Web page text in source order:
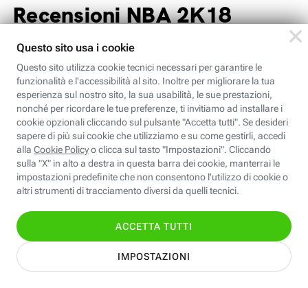
Recensioni NBA 2K18
Everyeye.it.
Si può migliorare quando si è già
i migliori? Per informazioni chiedere a Visual
Concepts. I ragazzi statunitensi da oramai un
paio di anni realizzano il miglior videogame a
tema sportivo presente sul mercato, ma
nonostante ciò continuano ogni anno a
migliorare. Il segreto è guardare sempre il
solamente così si riescono a trovare le
motivazioni per andare avanti. Sotto il profilo
del gameplay non sono stati fatti grossi passi